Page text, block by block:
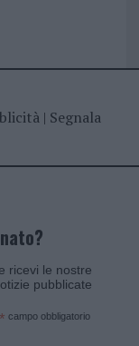
| Segnala
ricevi le nostre
pubblicate
* campo obbligatorio